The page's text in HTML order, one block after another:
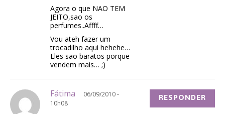
Agora o que NAO TEM
JEITO,sao os
perfumes..Affff…
Vou ateh fazer um
trocadilho aqui hehehe…
Eles sao baratos porque
vendem mais… ;)
Fátima
06/09/2010 -
10h08
RESPONDER